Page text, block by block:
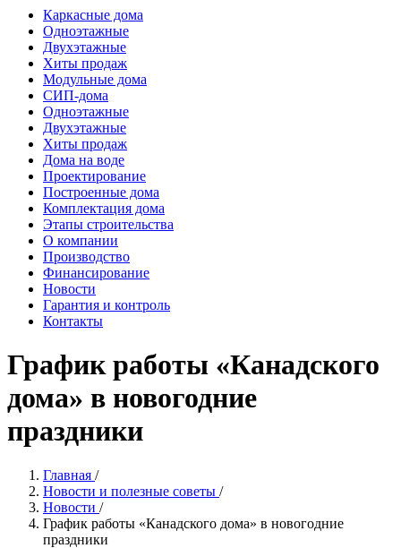
Каркасные дома
Одноэтажные
Двухэтажные
Хиты продаж
Модульные дома
СИП-дома
Одноэтажные
Двухэтажные
Хиты продаж
Дома на воде
Проектирование
Построенные дома
Комплектация дома
Этапы строительства
О компании
Производство
Финансирование
Новости
Гарантия и контроль
Контакты
График работы «Канадского
дома» в новогодние
праздники
Главная /
Новости и полезные советы /
Новости /
График работы «Канадского дома» в новогодние
праздники